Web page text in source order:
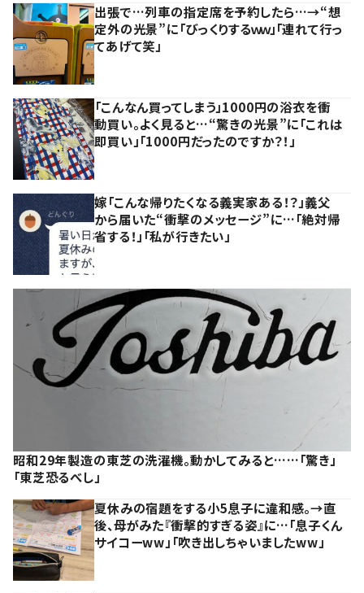
出張で…列車の指定席を予約したら…→“想
定外の光景”に「びっくりするｗｗ」「連れて行っ
てあげて笑」
「こんなん買ってしまう」1000円の浴衣を衝
動買い。よく見ると…“驚きの光景”に「これは
即買い」「1000円だったのですか？！」
嫁「こんな帰りたくなる義実家ある！？」義父
から届いた“衝撃のメッセージ”に…「絶対帰
省する！」「私が行きたい」
昭和29年製造の東芝の洗濯機。動かしてみると……「驚き」
「東芝恐るべし」
夏休みの宿題をする小5息子に違和感。→直
後、母がみた『衝撃的すぎる姿』に…「息子くん
サイコーww」「吹き出しちゃいましたww」